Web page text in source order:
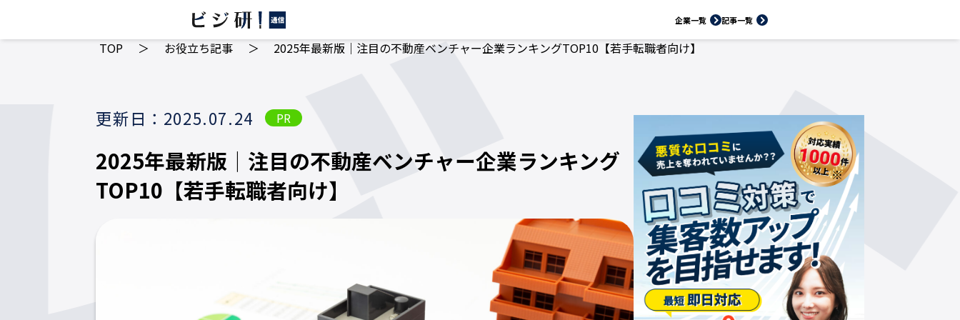
企業一覧 記事一覧
TOP ＞ お役立ち記事 ＞ 2025年最新版｜注目の不動産ベンチャー企業ランキングTOP10【若手転職者向け】
更新日：2025.07.24 PR
2025年最新版｜注目の不動産ベンチャー企業ランキング
TOP10【若手転職者向け】
※